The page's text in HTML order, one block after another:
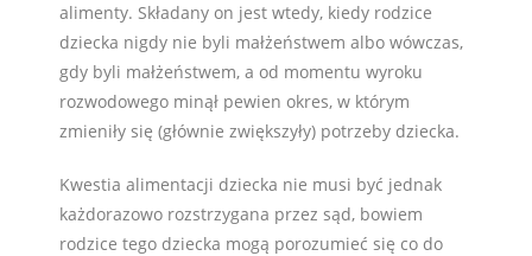
alimenty. Składany on jest wtedy, kiedy rodzice
dziecka nigdy nie byli małżeństwem albo wówczas,
gdy byli małżeństwem, a od momentu wyroku
rozwodowego minął pewien okres, w którym
zmieniły się (głównie zwiększyły) potrzeby dziecka.
Kwestia alimentacji dziecka nie musi być jednak
każdorazowo rozstrzygana przez sąd, bowiem
rodzice tego dziecka mogą porozumieć się co do